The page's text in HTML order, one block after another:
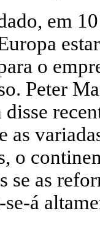
em
o
Peter
as
o
se as
á